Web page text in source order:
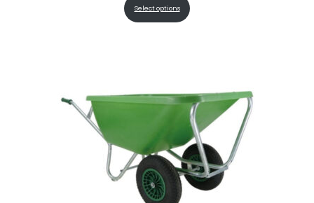
Select options